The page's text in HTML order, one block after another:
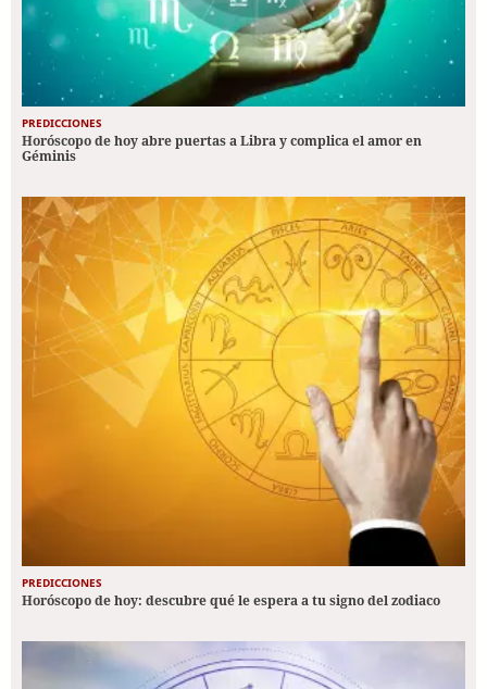
PREDICCIONES
Horóscopo de hoy abre puertas a Libra y complica el amor en
Géminis
PREDICCIONES
Horóscopo de hoy: descubre qué le espera a tu signo del zodiaco